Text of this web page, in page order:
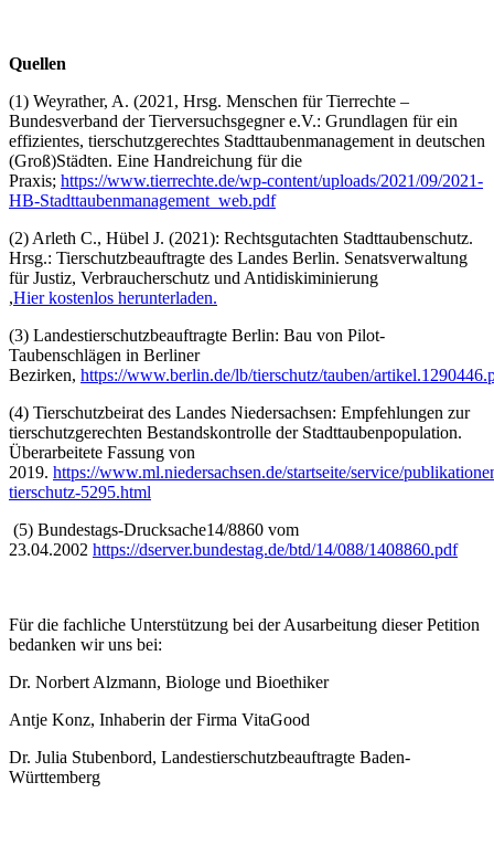
Quellen
(1) Weyrather, A. (2021, Hrsg. Menschen für Tierrechte –
Bundesverband der Tierversuchsgegner e.V.: Grundlagen für ein
effizientes, tierschutzgerechtes Stadttaubenmanagement in deutschen
(Groß)Städten. Eine Handreichung für die
Praxis; https://www.tierrechte.de/wp-content/uploads/2021/09/2021-
HB-Stadttaubenmanagement_web.pdf
(2) Arleth C., Hübel J. (2021): Rechtsgutachten Stadttaubenschutz.
Hrsg.: Tierschutzbeauftragte des Landes Berlin. Senatsverwaltung
für Justiz, Verbraucherschutz und Antidiskiminierung
,Hier kostenlos herunterladen.
(3) Landestierschutzbeauftragte Berlin: Bau von Pilot-
Taubenschlägen in Berliner
Bezirken, https://www.berlin.de/lb/tierschutz/tauben/
(4) Tierschutzbeirat des Landes Niedersachsen: Empfehlungen zur
tierschutzgerechten Bestandskontrolle der Stadttaubenpopulation.
Überarbeitete Fassung von
2019. https://www.ml.niedersachsen.de/startseite/service/
tierschutz-5295.html
(5) Bundestags-Drucksache14/8860 vom
23.04.2002 https://dserver.bundestag.de/btd/14/088/1408860.pdf
Für die fachliche Unterstützung bei der Ausarbeitung dieser Petition
bedanken wir uns bei:
Dr. Norbert Alzmann, Biologe und Bioethiker
Antje Konz, Inhaberin der Firma VitaGood
Dr. Julia Stubenbord, Landestierschutzbeauftragte Baden-
Württemberg